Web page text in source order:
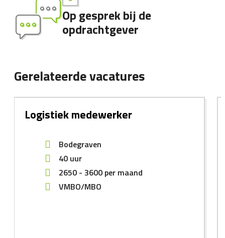
Op gesprek bij de
opdrachtgever
Gerelateerde vacatures
Logistiek medewerker
Bodegraven
40 uur
2650 - 3600 per maand
VMBO/MBO